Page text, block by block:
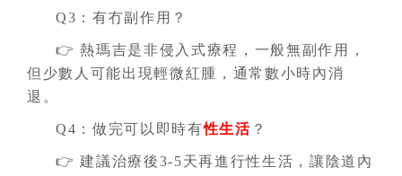
Q3：有冇副作用？
👉 熱瑪吉是非侵入式療程，一般無副作用，
但少數人可能出現輕微紅腫，通常數小時內消
退。
Q4：做完可以即時有性生活 ？
👉 建議治療後3-5天再進行性生活，讓陰道內